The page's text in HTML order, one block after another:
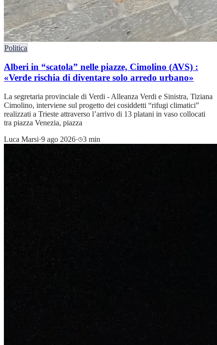
Politica
Alberi in “scatola” nelle piazze, Cimolino (AVS) :
«Verde rischia di diventare solo arredo urbano»
La segretaria provinciale di Verdi - Alleanza Verdi e Sinistra, Tiziana
Cimolino, interviene sul progetto dei cosiddetti “rifugi climatici”
realizzati a Trieste attraverso l’arrivo di 13 platani in vaso collocati
tra piazza Venezia, piazza
Luca Marsi·9 ago 2026· 3 min